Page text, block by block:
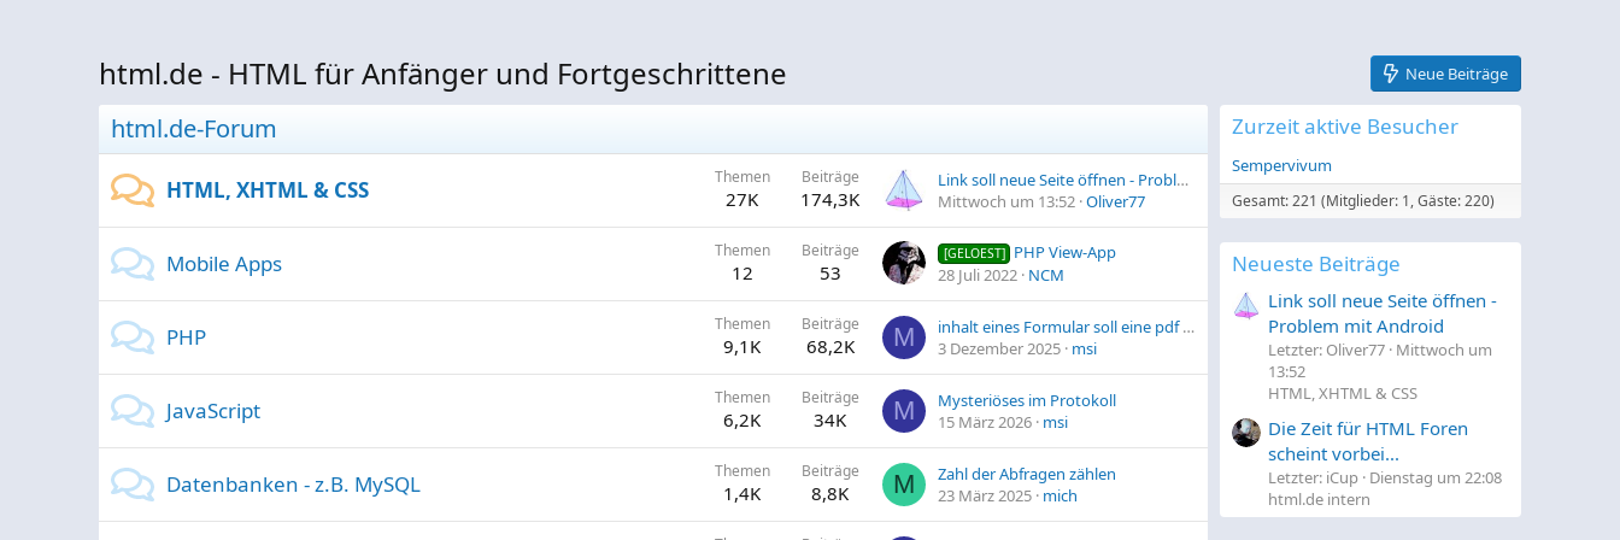
html.de - HTML für Anfänger und Fortgeschrittene Neue Beiträge
html.de-Forum
HTML, XHTML & CSS Themen
27K
Beiträge
174,3K
Link soll neue Seite öffnen - Problem mit Android
Mittwoch um 13:52 Oliver77
Mobile Apps Themen
12
Beiträge
53
[GELOEST] PHP View-App
28 Juli 2022 NCM
PHP Themen
9,1K
Beiträge
68,2K M
inhalt eines Formular soll eine pdf dokument automatisch ausfüllen
3 Dezember 2025 msi
JavaScript Themen
6,2K
Beiträge
34K M
Mysteriöses im Protokoll
15 März 2026 msi
Datenbanken - z.B. MySQL Themen
1,4K
Beiträge
8,8K M
Zahl der Abfragen zählen
23 März 2025 mich
Zurzeit aktive Besucher
Sempervivum
Gesamt: 221 (Mitglieder: 1, Gäste: 220)
Neueste Beiträge
Link soll neue Seite öffnen -
Problem mit Android
Letzter: Oliver77 Mittwoch um
13:52
HTML, XHTML & CSS
Die Zeit für HTML Foren
scheint vorbei...
Letzter: iCup Dienstag um 22:08
html.de intern